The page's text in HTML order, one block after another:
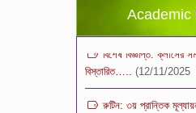
Academic
বিশেষ বিজ্ঞপ্তি: ক্লাসের
বিস্তারিত….. (12/11/2025
রুটিন: ৩য় প্রান্তিক মূল্যায়ন/
-২০২৫ খ্রীঃ, বিস্তারিত…..